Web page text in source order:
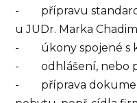
- přípravu
u JUDr. Marka
- úkony spojené s
- odhlášení, nebo
- příprava